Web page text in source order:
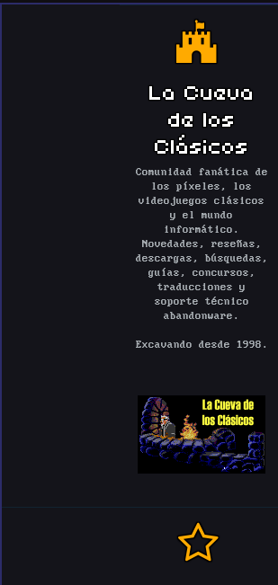
La Cueva
de los
Clásicos
Comunidad fanática de
los píxeles, los
videojuegos clásicos
y el mundo
informático.
Novedades, reseñas,
descargas, búsquedas,
guías, concursos,
traducciones y
soporte técnico
abandonware.
Excavando desde 1998.